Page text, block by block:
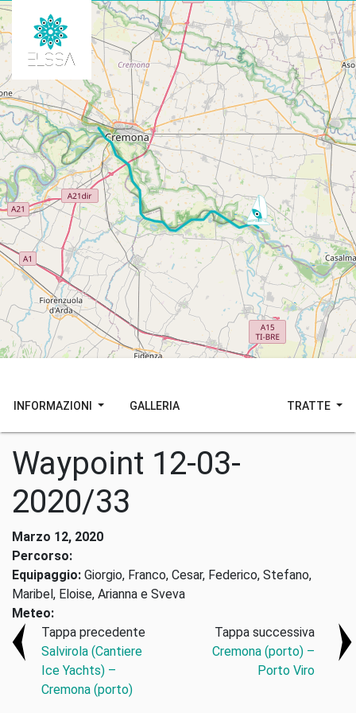
INFORMAZIONI GALLERIA TRATTE
Waypoint 12-03-
2020/33
Marzo 12, 2020
Percorso:
Equipaggio: Giorgio, Franco, Cesar, Federico, Stefano,
Maribel, Eloise, Arianna e Sveva
Meteo:
Tappa precedente
Salvirola (Cantiere
Ice Yachts) –
Cremona (porto)
Tappa successiva
Cremona (porto) –
Porto Viro